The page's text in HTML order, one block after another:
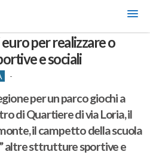
per realizzare o
e sociali
-
per un parco giochi a
di Quartiere di via Loria, il
il campetto della scuola
altre sttrutture sportive e